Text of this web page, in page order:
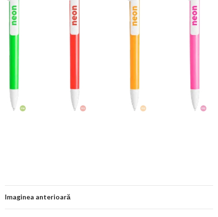
Imaginea anterioară